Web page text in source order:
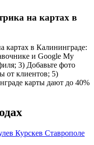
на картах в
картах в Калининграде:
и Google My
3) Добавьте фото
от клиентов; 5)
карты дают до 40%
в Курскев Ставрополе